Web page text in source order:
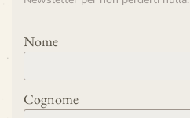
Nome
Cognome